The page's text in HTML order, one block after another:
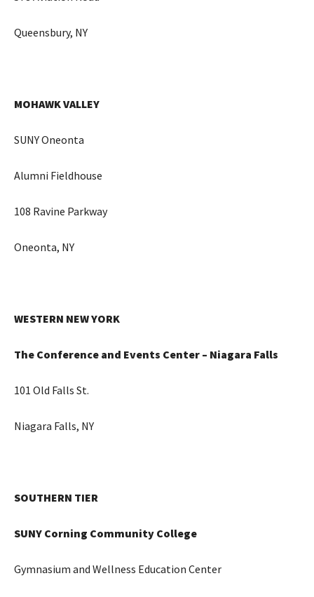
Queensbury, NY
MOHAWK VALLEY
SUNY Oneonta
Alumni Fieldhouse
108 Ravine Parkway
Oneonta, NY
WESTERN NEW YORK
The Conference and Events Center – Niagara Falls
101 Old Falls St.
Niagara Falls, NY
SOUTHERN TIER
SUNY Corning Community College
Gymnasium and Wellness Education Center